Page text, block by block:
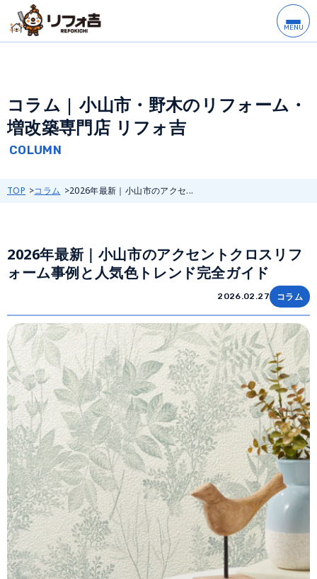
コラム | 小山市・野木のリフォーム・
増改築専門店 リフォ吉
TOP コラム 2026年最新｜小山市のアクセ...
2026年最新｜小山市のアクセントクロスリフ
ォーム事例と人気色トレンド完全ガイド
2026.02.27 コラム